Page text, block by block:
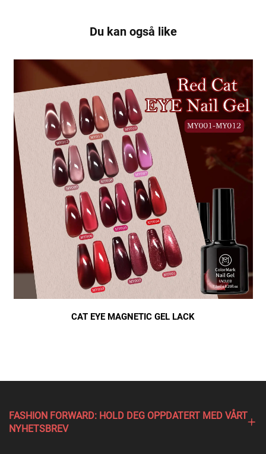
Du kan også like
CAT EYE MAGNETIC GEL LACK
FASHION FORWARD: HOLD DEG OPPDATERT MED VÅRT
NYHETSBREV